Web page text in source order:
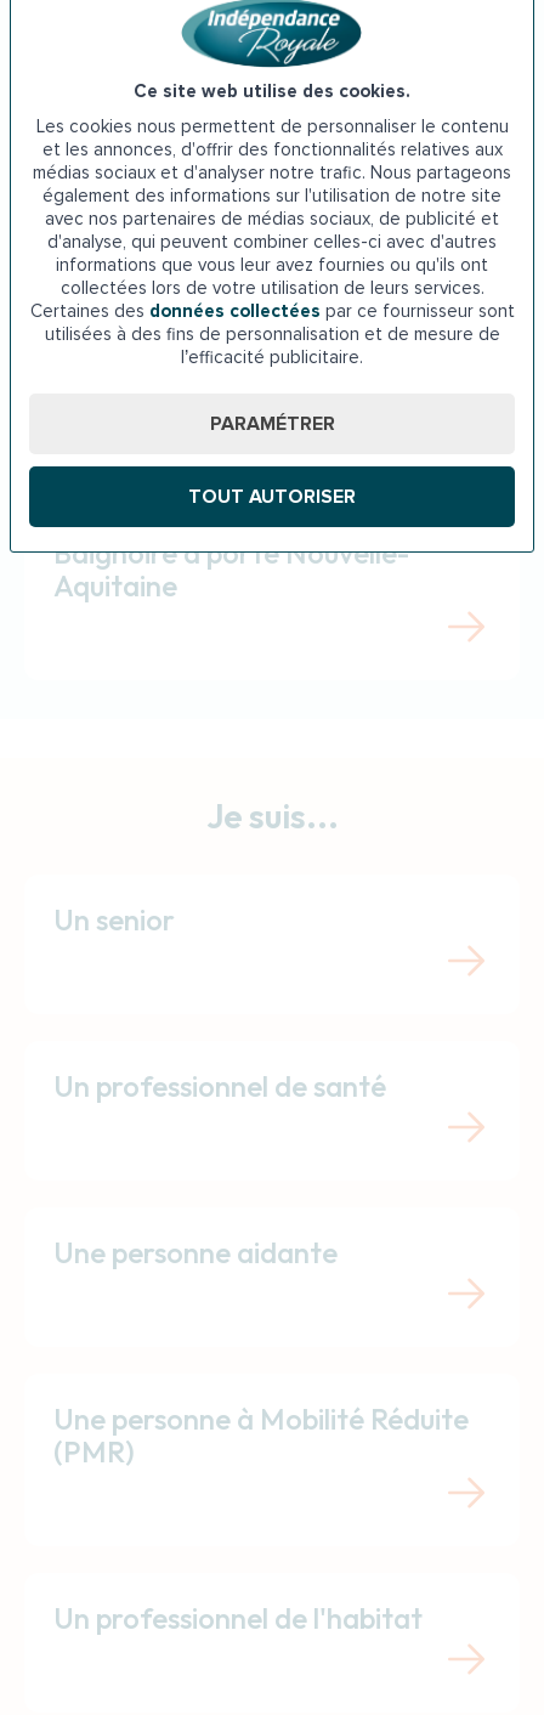
Ce site web utilise des cookies.
Les cookies nous permettent de personnaliser le contenu
et les annonces, d'offrir des fonctionnalités relatives aux
médias sociaux et d'analyser notre trafic. Nous partageons
également des informations sur l'utilisation de notre site
avec nos partenaires de médias sociaux, de publicité et
d'analyse, qui peuvent combiner celles-ci avec d'autres
informations que vous leur avez fournies ou qu'ils ont
collectées lors de votre utilisation de leurs services.
Certaines des données collectées par ce fournisseur sont
utilisées à des fins de personnalisation et de mesure de
l’efficacité publicitaire.
PARAMÉTRER
TOUT AUTORISER
Adaptez votre logement en
Nouvelle-Aquitaine
Douche senior Nouvelle-Aquitaine
Maintien à domicile Nouvelle-
Baignoire à porte Nouvelle-
Aquitaine
Je suis...
Un senior
Un professionnel de santé
Une personne aidante
Une personne à Mobilité Réduite
(PMR)
Un professionnel de l'habitat